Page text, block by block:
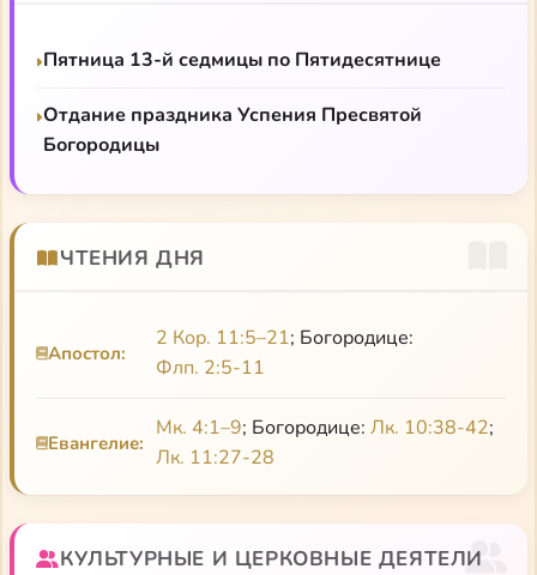
Пятница 13-й седмицы по Пятидесятнице
Отдание праздника Успения Пресвятой
Богородицы
ЧТЕНИЯ ДНЯ
Апостол:
2 Кор. 11:5–21; Богородице:
Флп. 2:5-11
Евангелие:
Мк. 4:1–9; Богородице: Лк. 10:38-42;
Лк. 11:27-28
КУЛЬТУРНЫЕ И ЦЕРКОВНЫЕ ДЕЯТЕЛИ